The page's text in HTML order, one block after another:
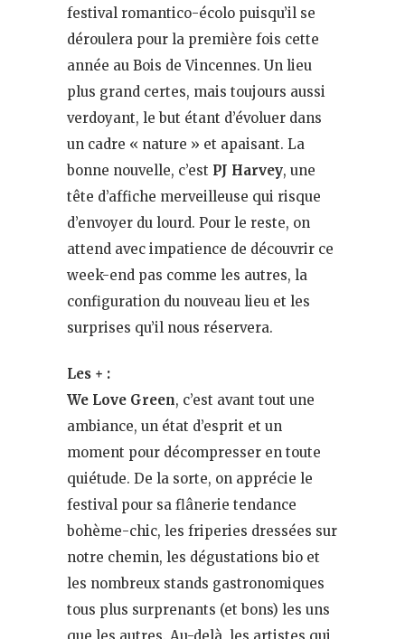
festival romantico-écolo puisqu’il se
déroulera pour la première fois cette
année au Bois de Vincennes. Un lieu
plus grand certes, mais toujours aussi
verdoyant, le but étant d’évoluer dans
un cadre « nature » et apaisant. La
bonne nouvelle, c’est PJ Harvey, une
tête d’affiche merveilleuse qui risque
d’envoyer du lourd. Pour le reste, on
attend avec impatience de découvrir ce
week-end pas comme les autres, la
configuration du nouveau lieu et les
surprises qu’il nous réservera.
Les + :
We Love Green, c’est avant tout une
ambiance, un état d’esprit et un
moment pour décompresser en toute
quiétude. De la sorte, on apprécie le
festival pour sa flânerie tendance
bohème-chic, les friperies dressées sur
notre chemin, les dégustations bio et
les nombreux stands gastronomiques
tous plus surprenants (et bons) les uns
que les autres. Au-delà, les artistes qui